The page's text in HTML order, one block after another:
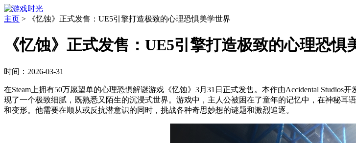
主页 > 《忆蚀》正式发售：UE5引擎打造极致的心理恐惧美学世界
《忆蚀》正式发售：UE5引擎打造极致的心理恐惧
时间：2026-03-31
在Steam上拥有50万愿望单的心理恐惧解谜游戏《忆蚀》3月31日正式发售。本作由Accidental Studios
现了一个极致细腻，既熟悉又陌生的沉浸式世界。游戏中，主人公被困在了童年的记忆中，在神秘耳
和变形。他需要在顺从或反抗潜意识的同时，挑战各种奇思妙想的谜题和激烈追逐。